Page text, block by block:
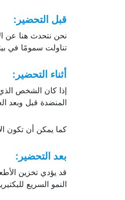
قبل التحضير :
نحن نتحدث هنا عن
تناولت سمومًا في
أثناء التحضير :
إذا كان الشخص
المنضدة قبل وبعد
كما يمكن أن تكون
بعد التحضير :
قد يؤدي تخزين
النمو السريع